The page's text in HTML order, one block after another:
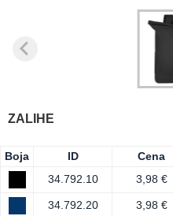
ZALIHE
Boja ID Cena
34.792.10
3,98 €
34.792.20 3,98 €